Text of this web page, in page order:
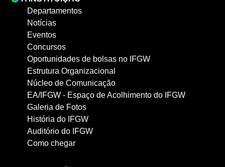
Departamentos
Notícias
Eventos
Concursos
Oportunidades de bolsas no IFGW
Estrutura Organizacional
Núcleo de Comunicação
EA/IFGW - Espaço de Acolhimento do IFGW
Galeria de Fotos
História do IFGW
Auditório do IFGW
Como chegar